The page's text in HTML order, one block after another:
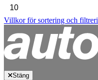
Villkor för sortering och
Stäng